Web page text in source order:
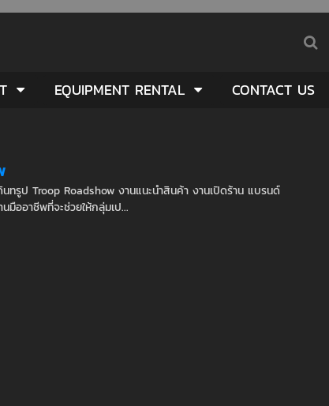
EQUIPMENT RENTAL CONTACT US
ทรูป Troop Roadshow งานแนะนำสินค้า งานเปิดร้าน แบรนด์
มืออาชีพที่จะช่วยให้กลุ่มเป...